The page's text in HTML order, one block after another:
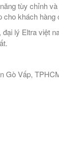
tùy chỉnh
khách hàng
đại lý Eltra việt
Gò Vấp,